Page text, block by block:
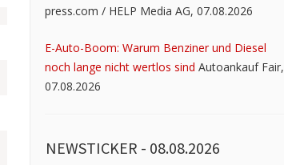
press.com / HELP Media AG, 07.08.2026
E-Auto-Boom: Warum Benziner und Diesel
noch lange nicht wertlos sind Autoankauf Fair,
07.08.2026
NEWSTICKER - 08.08.2026